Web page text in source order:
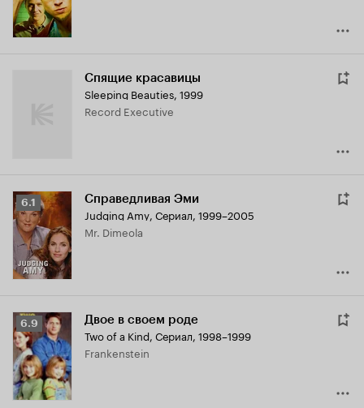
Спящие красавицы
Sleeping Beauties, 1999
Record Executive
Рейтинг
Кинопоиска
6.1
6.1 Справедливая Эми
Judging Amy, Сериал, 1999–2005
Mr. Dimeola
Рейтинг
Кинопоиска
6.9
6.9 Двое в своем роде
Two of a Kind, Сериал, 1998–1999
Frankenstein